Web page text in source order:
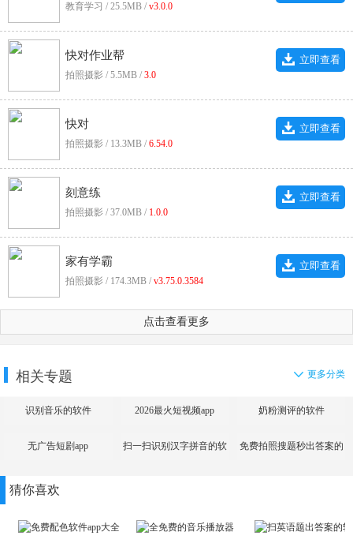
教育学习 / 25.5MB / v3.0.0
快对作业帮
拍照摄影 / 5.5MB / 3.0
立即查看
快对
拍照摄影 / 13.3MB / 6.54.0
立即查看
刻意练
拍照摄影 / 37.0MB / 1.0.0
立即查看
家有学霸
拍照摄影 / 174.3MB / v3.75.0.3584
立即查看
点击查看更多
相关专题 更多分类
识别音乐的软件 2026最火短视频app 奶粉测评的软件
无广告短剧app 扫一扫识别汉字拼音的软 免费拍照搜题秒出答案的
猜你喜欢